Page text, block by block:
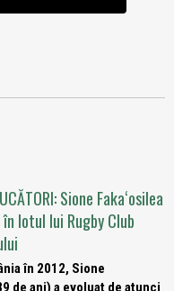
Sione Fakaʻosilea
lotul lui Rugby Club
în 2012, Sione
de ani) a evoluat de atunci